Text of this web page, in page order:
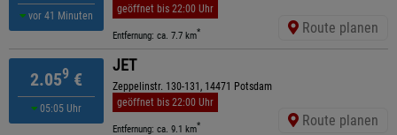
vor 41 Minuten
geöffnet bis 22:00 Uhr
Entfernung: ca. 7.7 km* Route planen
2.059 €
05:05 Uhr
JET
Zeppelinstr. 130-131, 14471 Potsdam
geöffnet bis 22:00 Uhr
Entfernung: ca. 9.1 km* Route planen